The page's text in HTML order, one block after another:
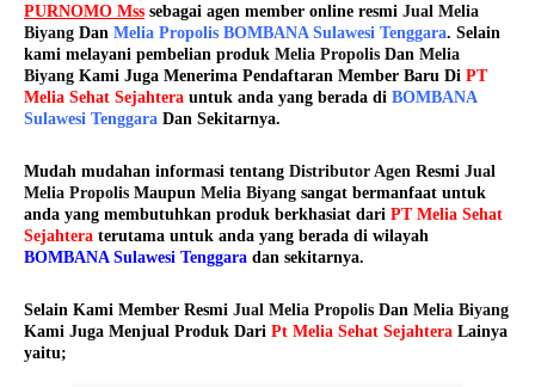
PURNOMO Mss sebagai agen member online resmi Jual Melia
Biyang Dan Melia Propolis BOMBANA Sulawesi Tenggara. Selain
kami melayani pembelian produk Melia Propolis Dan Melia
Biyang Kami Juga Menerima Pendaftaran Member Baru Di PT
Melia Sehat Sejahtera untuk anda yang berada di BOMBANA
Sulawesi Tenggara Dan Sekitarnya.
Mudah mudahan informasi tentang Distributor Agen Resmi Jual
Melia Propolis Maupun Melia Biyang sangat bermanfaat untuk
anda yang membutuhkan produk berkhasiat dari PT Melia Sehat
Sejahtera terutama untuk anda yang berada di wilayah
BOMBANA Sulawesi Tenggara dan sekitarnya.
Selain Kami Member Resmi Jual Melia Propolis Dan Melia Biyang
Kami Juga Menjual Produk Dari Pt Melia Sehat Sejahtera Lainya
yaitu;